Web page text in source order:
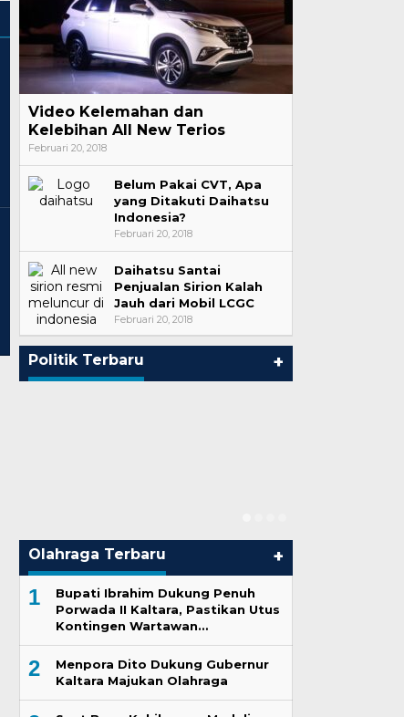
Video Kelemahan dan
Kelebihan All New Terios
Februari 20, 2018
Belum Pakai CVT, Apa
yang Ditakuti Daihatsu
Indonesia?
Februari 20, 2018
Daihatsu Santai
Penjualan Sirion Kalah
Jauh dari Mobil LCGC
Februari 20, 2018
Politik Terbaru +
Sukseskan B50 dan Blok Masela,
Kader Muda Golkar Jefri Gultom
Ungkap Keberhasila…
Di Nasional, Politik | Juli 17, 2026
Olahraga Terbaru +
1
Bupati Ibrahim Dukung Penuh
Porwada II Kaltara, Pastikan Utus
Kontingen Wartawan…
2
Menpora Dito Dukung Gubernur
Kaltara Majukan Olahraga